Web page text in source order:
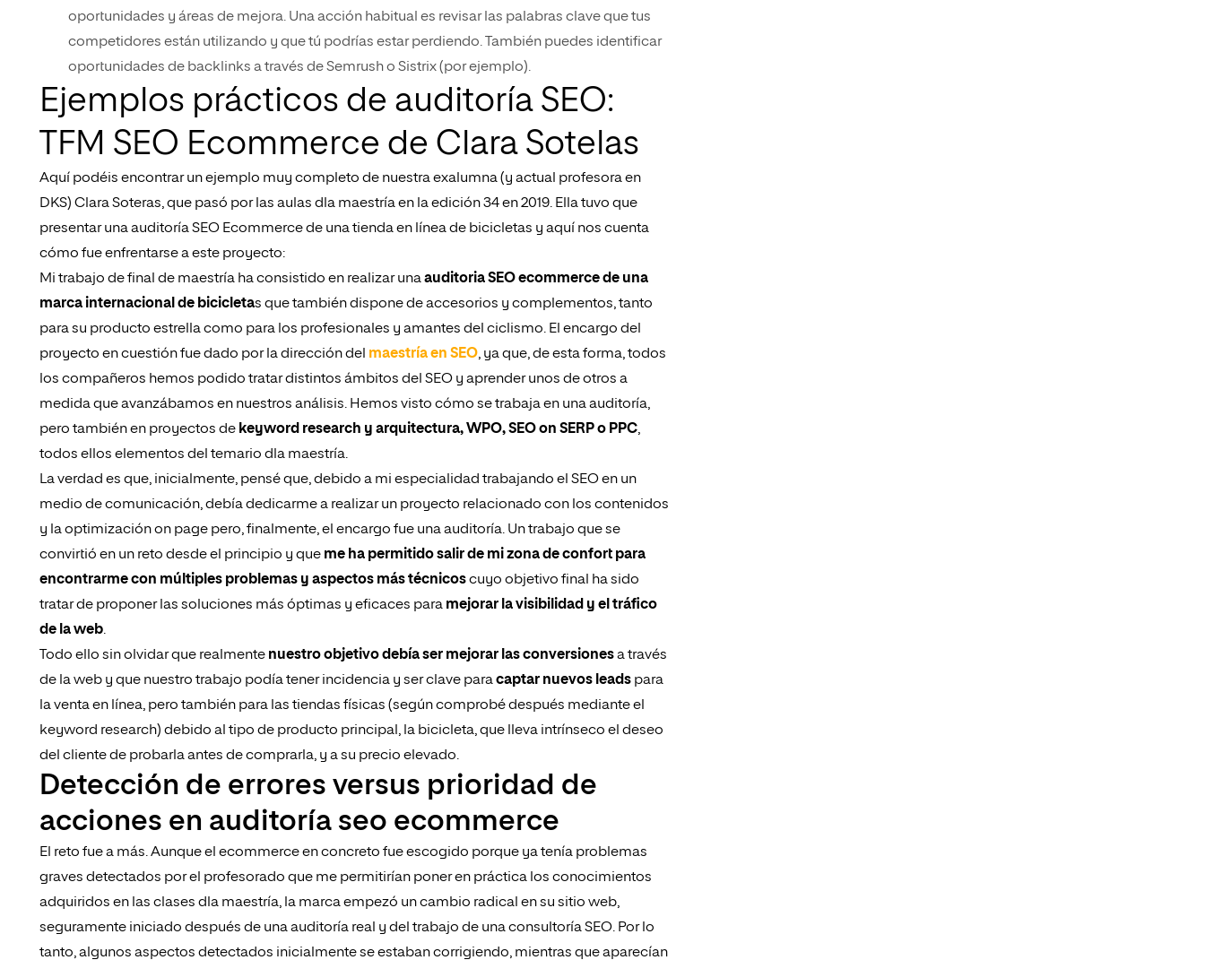
oportunidades y áreas de mejora. Una acción habitual es revisar las palabras clave que tus
competidores están utilizando y que tú podrías estar perdiendo. También puedes identificar
oportunidades de backlinks a través de Semrush o Sistrix (por ejemplo).
Ejemplos prácticos de auditoría SEO:
TFM SEO Ecommerce de Clara Sotelas
Aquí podéis encontrar un ejemplo muy completo de nuestra exalumna (y actual profesora en
DKS) Clara Soteras, que pasó por las aulas dla maestría en la edición 34 en 2019. Ella tuvo que
presentar una auditoría SEO Ecommerce de una tienda en línea de bicicletas y aquí nos cuenta
cómo fue enfrentarse a este proyecto:
Mi trabajo de final de maestría ha consistido en realizar unaauditoria SEO ecommerce de una
marca internacional de bicicletas que también dispone de accesorios y complementos, tanto
para su producto estrella como para los profesionales y amantes del ciclismo. El encargo del
proyecto en cuestión fue dado por la dirección del maestría en SEO, ya que, de esta forma, todos
los compañeros hemos podido tratar distintos ámbitos del SEO y aprender unos de otros a
medida que avanzábamos en nuestros análisis. Hemos visto cómo se trabaja en una auditoría,
pero también en proyectos de keyword research y arquitectura, WPO, SEO on SERP o PPC,
todos ellos elementos del temario dla maestría.
La verdad es que, inicialmente, pensé que, debido a mi especialidad trabajando el SEO en un
medio de comunicación, debía dedicarme a realizar un proyecto relacionado con los contenidos
y la optimización on page pero, finalmente, el encargo fue una auditoría. Un trabajo que se
convirtió en un reto desde el principio y que me ha permitido salir de mi zona de confort para
encontrarme con múltiples problemas y aspectos más técnicoscuyo objetivo final ha sido
tratar de proponer las soluciones más óptimas y eficaces para mejorar la visibilidad y el tráfico
de la web.
Todo ello sin olvidar que realmente​ nuestro objetivo debía ser mejorar las conversiones​a través
de la web y que nuestro trabajo podía tener incidencia y ser clave para​captar nuevos leads ​para
la venta en línea, pero también para las tiendas físicas (según comprobé después mediante el
keyword research) debido al tipo de producto principal, la bicicleta, que lleva intrínseco el deseo
del cliente de probarla antes de comprarla, y a su precio elevado.
Detección de errores versus prioridad de
acciones en auditoría seo ecommerce
El reto fue a más. Aunque el ecommerce en concreto fue escogido porque ya tenía problemas
graves detectados por el profesorado que me permitirían poner en práctica los conocimientos
adquiridos en las clases dla maestría, la marca empezó un cambio radical en su sitio web,
seguramente iniciado después de una auditoría real y del trabajo de una consultoría SEO. Por lo
tanto, algunos aspectos detectados inicialmente se estaban corrigiendo, mientras que aparecían